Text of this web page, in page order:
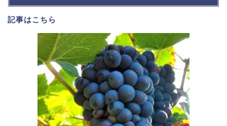
記事はこちら